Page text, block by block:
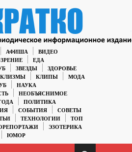
АФИША
ВИДЕО
ЕДА
ЗВЕЗДЫ
ЗДОРОВЬЕ
КЛИПЫ
МОДА
НАУКА
НЕОБЪЯСНИМОЕ
ПОЛИТИКА
СОБЫТИЯ
СОВЕТЫ
ТЕХНОЛОГИИ
ТОП
ЭЗОТЕРИКА
ЮМОР